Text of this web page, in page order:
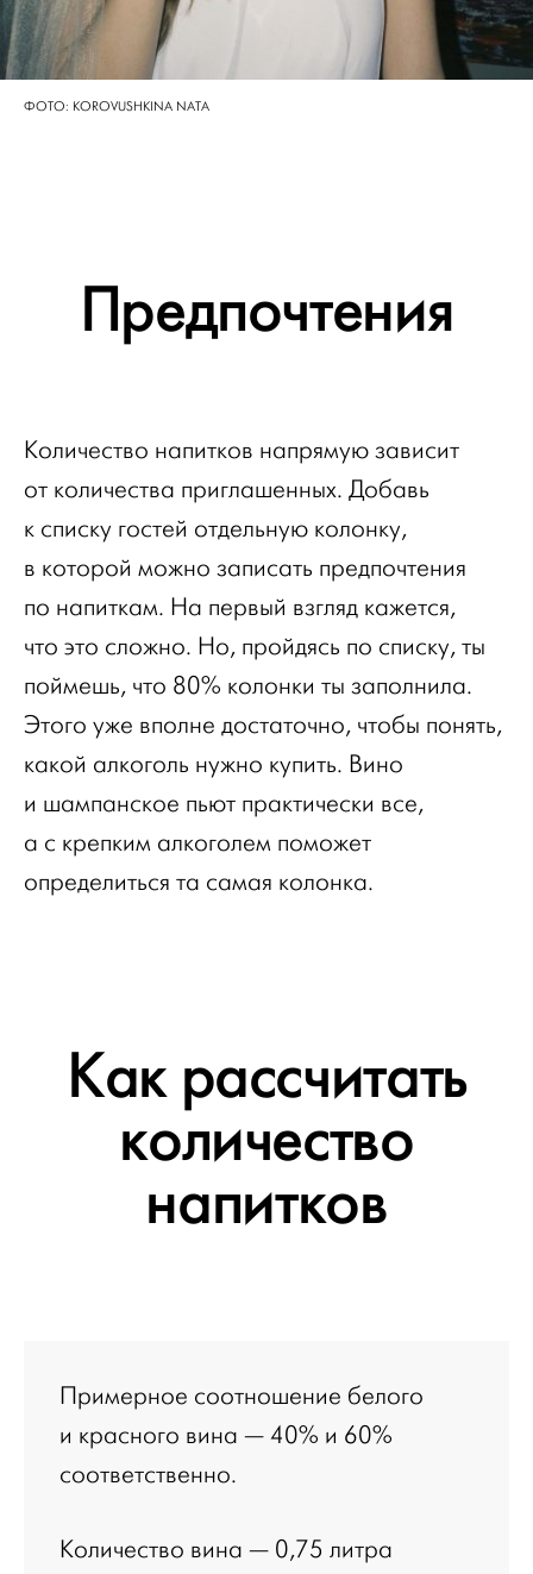
ФОТО: KOROVUSHKINA NATA
Предпочтения
Количество напитков напрямую зависит
от количества приглашенных. Добавь
к списку гостей отдельную колонку,
в которой можно записать предпочтения
по напиткам. На первый взгляд кажется,
что это сложно. Но, пройдясь по списку, ты
поймешь, что 80% колонки ты заполнила.
Этого уже вполне достаточно, чтобы понять,
какой алкоголь нужно купить. Вино
и шампанское пьют практически все,
а с крепким алкоголем поможет
определиться та самая колонка.
Как рассчитать
количество
напитков
Примерное соотношение белого
и красного вина — 40% и 60%
соответственно.
Количество вина — 0,75 литра